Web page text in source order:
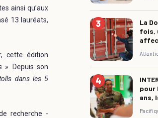
ainsi qu’aux
13 lauréats,
cette édition
». Depuis son
dans les 5
recherche -
La
fois,
pour
ans,